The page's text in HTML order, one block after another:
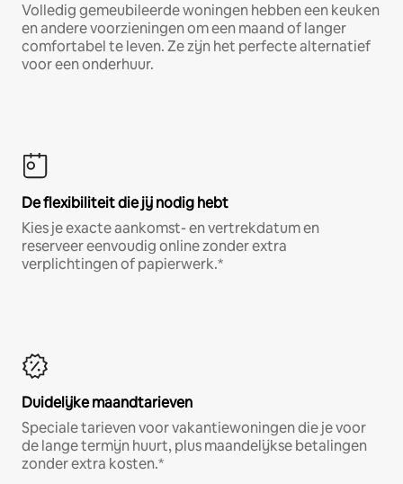
Volledig gemeubileerde woningen hebben een keuken
en andere voorzieningen om een maand of langer
comfortabel te leven. Ze zijn het perfecte alternatief
voor een onderhuur.
De flexibiliteit die jij nodig hebt
Kies je exacte aankomst- en vertrekdatum en
reserveer eenvoudig online zonder extra
verplichtingen of papierwerk.*
Duidelijke maandtarieven
Speciale tarieven voor vakantiewoningen die je voor
de lange termijn huurt, plus maandelijkse betalingen
zonder extra kosten.*